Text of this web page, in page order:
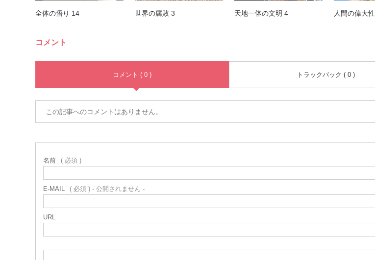
全体の悟り 14 世界の腐敗 3 天地一体の文明 4 人間の偉大性
コメント
コメント ( 0 ) トラックバック ( 0 )
この記事へのコメントはありません。
名前 ( 必須 )
E-MAIL ( 必須 ) - 公開されません -
URL